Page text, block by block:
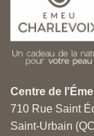
Centre de
710 Rue Saint
Saint-Urbain